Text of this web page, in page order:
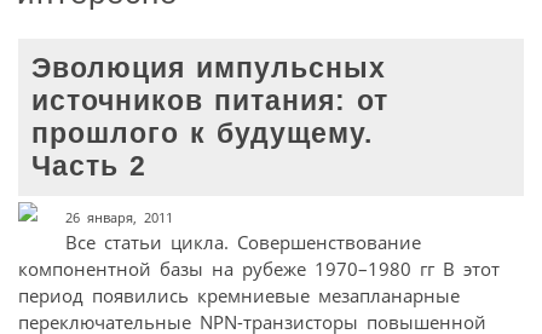
Эволюция импульсных
источников питания: от
прошлого к будущему.
Часть 2
26 января, 2011
Все статьи цикла. Совершенствование
компонентной базы на рубеже 1970–1980 гг В этот
период появились кремниевые мезапланарные
переключательные NPN-транзисторы повышенной